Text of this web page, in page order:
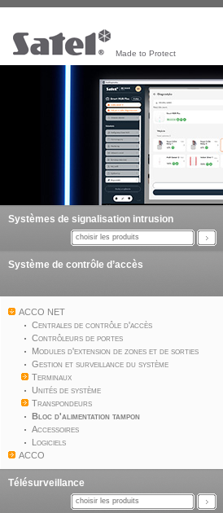
Made to Protect
Systèmes de signalisation intrusion
choisir les produits
Système de contrôle d’accès
ACCO NET
Centrales de contrôle d'accès
Contrôleurs de portes
Modules d'extension de zones et de sorties
Gestion et surveillance du système
Terminaux
Unités de système
Transpondeurs
Bloc d'alimentation tampon
Accessoires
Logiciels
ACCO
Télésurveillance
choisir les produits